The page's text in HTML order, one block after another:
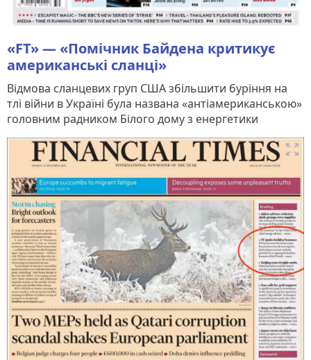
«FT» — «Помічник Байдена критикує
американські сланці»
Відмова сланцевих груп США збільшити буріння на
тлі війни в Україні була названа «антіамериканською»
головним радником Білого дому з енергетики
